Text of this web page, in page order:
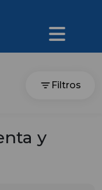
Filtros
y